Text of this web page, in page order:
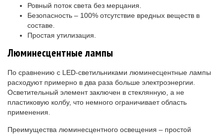
Ровный поток света без мерцания.
Безопасность – 100% отсутствие вредных веществ в
составе.
Простая утилизация.
Люминесцентные лампы
По сравнению с LED-светильниками люминесцентные лампы
расходуют примерно в два раза больше электроэнергии.
Осветительный элемент заключен в стеклянную, а не
пластиковую колбу, что немного ограничивает область
применения.
Преимущества люминесцентного освещения – простой